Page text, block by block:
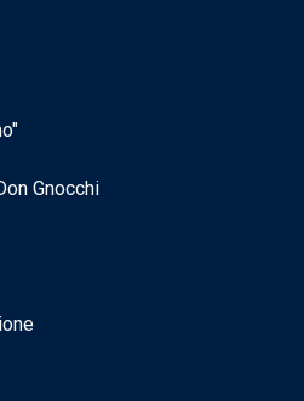
Gnocchi